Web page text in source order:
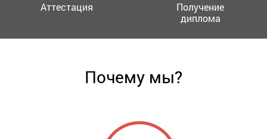
Аттестация
Получение
диплома
Почему мы?